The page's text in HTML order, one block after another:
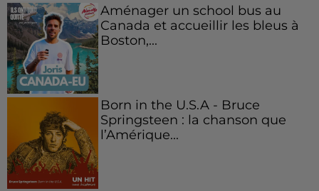
Aménager un school bus au
Canada et accueillir les bleus à
Boston,...
Born in the U.S.A - Bruce
Springsteen : la chanson que
l’Amérique...